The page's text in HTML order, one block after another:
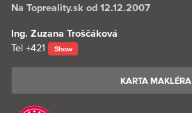
Na Topreality.sk od 12.12.2007
Ing. Zuzana Troščáková
Tel +421 Show
KARTA MAKLÉRA